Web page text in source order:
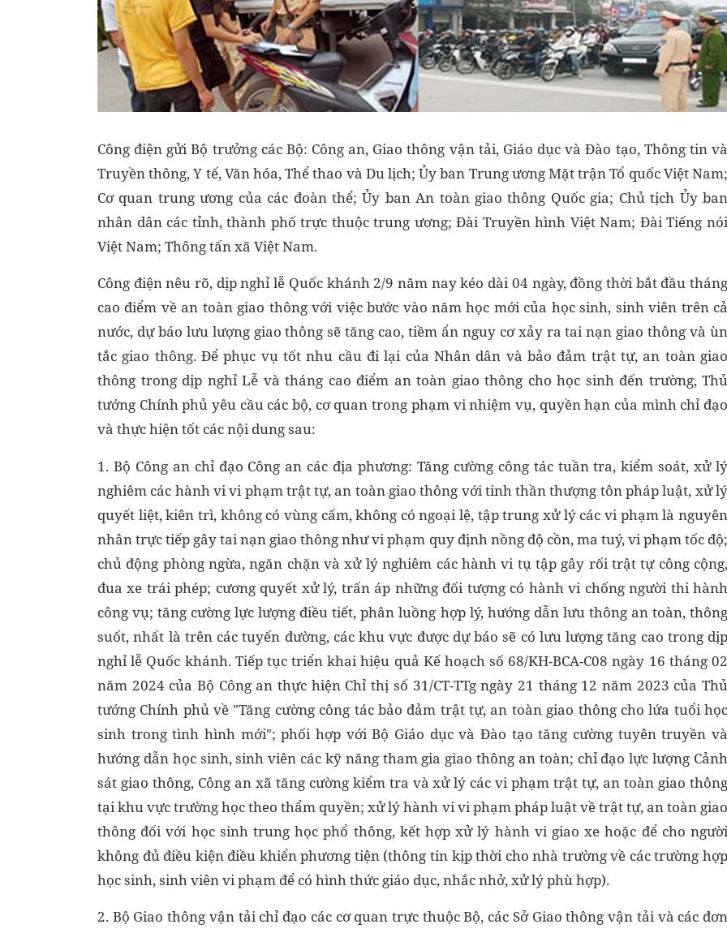
Công điện gửi Bộ trưởng các Bộ: Công an, Giao thông vận tải, Giáo dục và Đào tạo, Thông tin và
Truyền thông, Y tế, Văn hóa, Thể thao và Du lịch; Ủy ban Trung ương Mặt trận Tổ quốc Việt Nam;
Cơ quan trung ương của các đoàn thể; Ủy ban An toàn giao thông Quốc gia; Chủ tịch Ủy ban
nhân dân các tỉnh, thành phố trực thuộc trung ương; Đài Truyền hình Việt Nam; Đài Tiếng nói
Việt Nam; Thông tấn xã Việt Nam.
Công điện nêu rõ, dịp nghỉ lễ Quốc khánh 2/9 năm nay kéo dài 04 ngày, đồng thời bắt đầu tháng
cao điểm về an toàn giao thông với việc bước vào năm học mới của học sinh, sinh viên trên cả
nước, dự báo lưu lượng giao thông sẽ tăng cao, tiềm ẩn nguy cơ xảy ra tai nạn giao thông và ùn
tắc giao thông. Để phục vụ tốt nhu cầu đi lại của Nhân dân và bảo đảm trật tự, an toàn giao
thông trong dịp nghỉ Lễ và tháng cao điểm an toàn giao thông cho học sinh đến trường, Thủ
tướng Chính phủ yêu cầu các bộ, cơ quan trong phạm vi nhiệm vụ, quyền hạn của mình chỉ đạo
và thực hiện tốt các nội dung sau:
1. Bộ Công an chỉ đạo Công an các địa phương: Tăng cường công tác tuần tra, kiểm soát, xử lý
nghiêm các hành vi vi phạm trật tự, an toàn giao thông với tinh thần thượng tôn pháp luật, xử lý
quyết liệt, kiên trì, không có vùng cấm, không có ngoại lệ, tập trung xử lý các vi phạm là nguyên
nhân trực tiếp gây tai nạn giao thông như vi phạm quy định nồng độ cồn, ma tuý, vi phạm tốc độ;
chủ động phòng ngừa, ngăn chặn và xử lý nghiêm các hành vi tụ tập gây rối trật tự công cộng,
đua xe trái phép; cương quyết xử lý, trấn áp những đối tượng có hành vi chống người thi hành
công vụ; tăng cường lực lượng điều tiết, phân luồng hợp lý, hướng dẫn lưu thông an toàn, thông
suốt, nhất là trên các tuyến đường, các khu vực được dự báo sẽ có lưu lượng tăng cao trong dịp
nghỉ lễ Quốc khánh. Tiếp tục triển khai hiệu quả Kế hoạch số 68/KH-BCA-C08 ngày 16 tháng 02
năm 2024 của Bộ Công an thực hiện Chỉ thị số 31/CT-TTg ngày 21 tháng 12 năm 2023 của Thủ
tướng Chính phủ về "Tăng cường công tác bảo đảm trật tự, an toàn giao thông cho lứa tuổi học
sinh trong tình hình mới"; phối hợp với Bộ Giáo dục và Đào tạo tăng cường tuyên truyền và
hướng dẫn học sinh, sinh viên các kỹ năng tham gia giao thông an toàn; chỉ đạo lực lượng Cảnh
sát giao thông, Công an xã tăng cường kiểm tra và xử lý các vi phạm trật tự, an toàn giao thông
tại khu vực trường học theo thẩm quyền; xử lý hành vi vi phạm pháp luật về trật tự, an toàn giao
thông đối với học sinh trung học phổ thông, kết hợp xử lý hành vi giao xe hoặc để cho người
không đủ điều kiện điều khiển phương tiện (thông tin kịp thời cho nhà trường về các trường hợp
học sinh, sinh viên vi phạm để có hình thức giáo dục, nhắc nhở, xử lý phù hợp).
2. Bộ Giao thông vận tải chỉ đạo các cơ quan trực thuộc Bộ, các Sở Giao thông vận tải và các đơn